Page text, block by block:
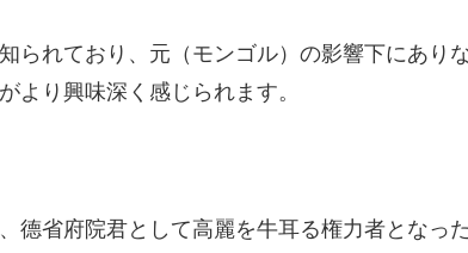
られており、元（モンゴル）の影響下にあり
より興味深く感じられます。
德省府院君として高麗を牛耳る権力者となっ